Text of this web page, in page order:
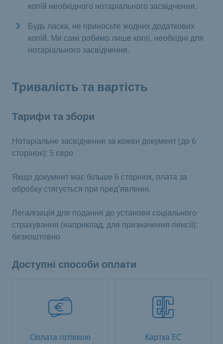
копій необхідного нотаріального засвідчення.
Будь ласка, не приносьте жодних додаткових
копій. Ми самі робимо лише копії, необхідні для
нотаріального засвідчення.
Тривалість та вартість
Тарифи та збори
Нотаріальне засвідчення за кожен документ (до 6
сторінок): 5 євро
Якщо документ має більше 6 сторінок, плата за
обробку стягується при пред'явленні.
Легалізація для подання до установи соціального
страхування (наприклад, для призначення пенсії):
безкоштовно
Доступні способи оплати
Оплата готівкою Картка EC